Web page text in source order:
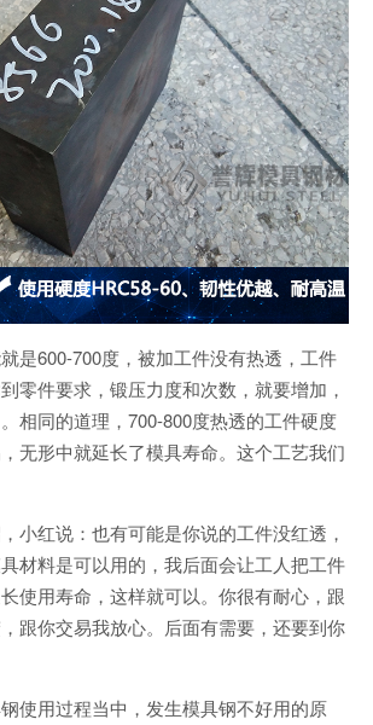
是600-700度，被加工件没有热透，工件
零件要求，锻压力度和次数，就要增加，
相同的道理，700-800度热透的工件硬度
无形中就延长了模具寿命。这个工艺我们
小红说：也有可能是你说的工件没红透，
材料是可以用的，我后面会让工人把工件
使用寿命，这样就可以。你很有耐心，跟
跟你交易我放心。后面有需要，还要到你
使用过程当中，发生模具钢不好用的原